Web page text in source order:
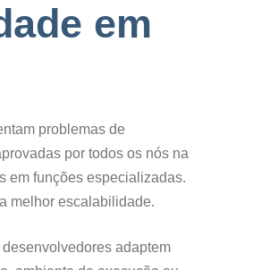
em
problemas de
por todos os nós na
em funções especializadas.
melhor escalabilidade.
adaptem